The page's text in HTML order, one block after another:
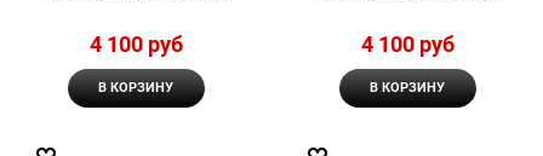
4 100 руб
В КОРЗИНУ
4 100 руб
В КОРЗИНУ